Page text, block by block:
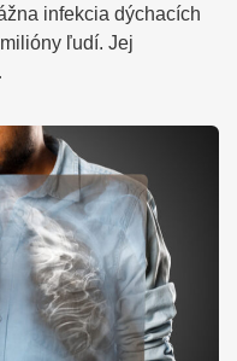
infekcia dýchacích
ľudí. Jej